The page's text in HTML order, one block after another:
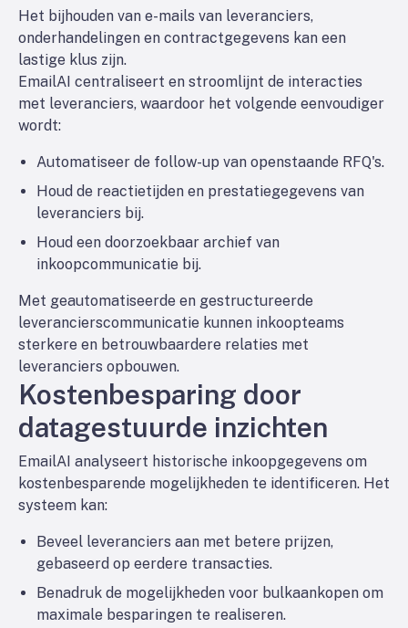
Het bijhouden van e-mails van leveranciers,
onderhandelingen en contractgegevens kan een
lastige klus zijn.
EmailAI centraliseert en stroomlijnt de interacties
met leveranciers, waardoor het volgende eenvoudiger
wordt:
Automatiseer de follow-up van openstaande RFQ's.
Houd de reactietijden en prestatiegegevens van
leveranciers bij.
Houd een doorzoekbaar archief van
inkoopcommunicatie bij.
Met geautomatiseerde en gestructureerde
leverancierscommunicatie kunnen inkoopteams
sterkere en betrouwbaardere relaties met
leveranciers opbouwen.
Kostenbesparing door
datagestuurde inzichten
EmailAI analyseert historische inkoopgegevens om
kostenbesparende mogelijkheden te identificeren. Het
systeem kan:
Beveel leveranciers aan met betere prijzen,
gebaseerd op eerdere transacties.
Benadruk de mogelijkheden voor bulkaankopen om
maximale besparingen te realiseren.